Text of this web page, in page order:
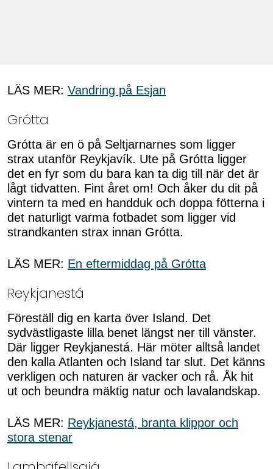
LÄS MER: Vandring på Esjan
Grótta
Grótta är en ö på Seltjarnarnes som ligger
strax utanför Reykjavík. Ute på Grótta ligger
det en fyr som du bara kan ta dig till när det är
lågt tidvatten. Fint året om! Och åker du dit på
vintern ta med en handduk och doppa fötterna i
det naturligt varma fotbadet som ligger vid
strandkanten strax innan Grótta.
LÄS MER: En eftermiddag på Grótta
Reykjanestá
Föreställ dig en karta över Island. Det
sydvästligaste lilla benet längst ner till vänster.
Där ligger Reykjanestá. Här möter alltså landet
den kalla Atlanten och Island tar slut. Det känns
verkligen och naturen är vacker och rå. Åk hit
ut och beundra mäktig natur och lavalandskap.
LÄS MER: Reykjanestá, branta klippor och
stora stenar